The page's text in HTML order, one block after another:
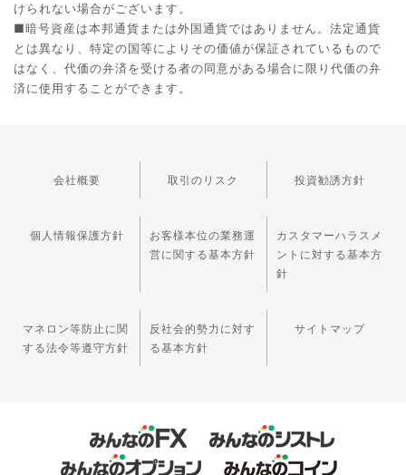
けられない場合がございます。
■暗号資産は本邦通貨または外国通貨ではありません。法定通貨
とは異なり、特定の国等によりその価値が保証されているもので
はなく、代価の弁済を受ける者の同意がある場合に限り代価の弁
済に使用することができます。
会社概要 取引のリスク 投資勧誘方針
個人情報保護方針
お客様本位の業務運
営に関する基本方針
カスタマーハラスメ
ントに対する基本方
針
マネロン等防止に関
する法令等遵守方針
反社会的勢力に対す
る基本方針
サイトマップ